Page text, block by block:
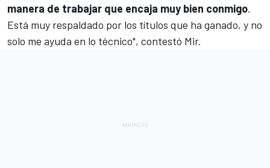
manera de trabajar que encaja muy bien conmigo.
Está muy respaldado por los títulos que ha ganado, y no
solo me ayuda en lo técnico", contestó Mir.